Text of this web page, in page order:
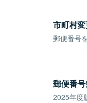
市町村
郵便番号
郵便番
2025年度